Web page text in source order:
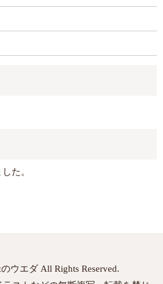
た。
ウエダ All Rights Reserved.